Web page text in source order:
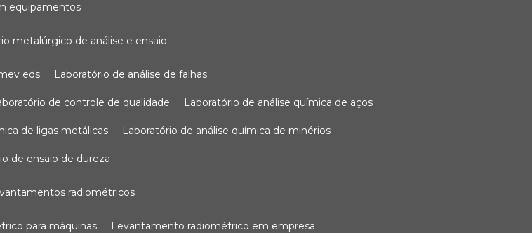
equipamentos
metalúrgico de análise e ensaio
eds laboratório de análise de falhas
de controle de qualidade laboratório de análise química de aços
de ligas metálicas laboratório de análise química de minérios
de ensaio de dureza
radiométricos
para máquinas levantamento radiométrico em empresa